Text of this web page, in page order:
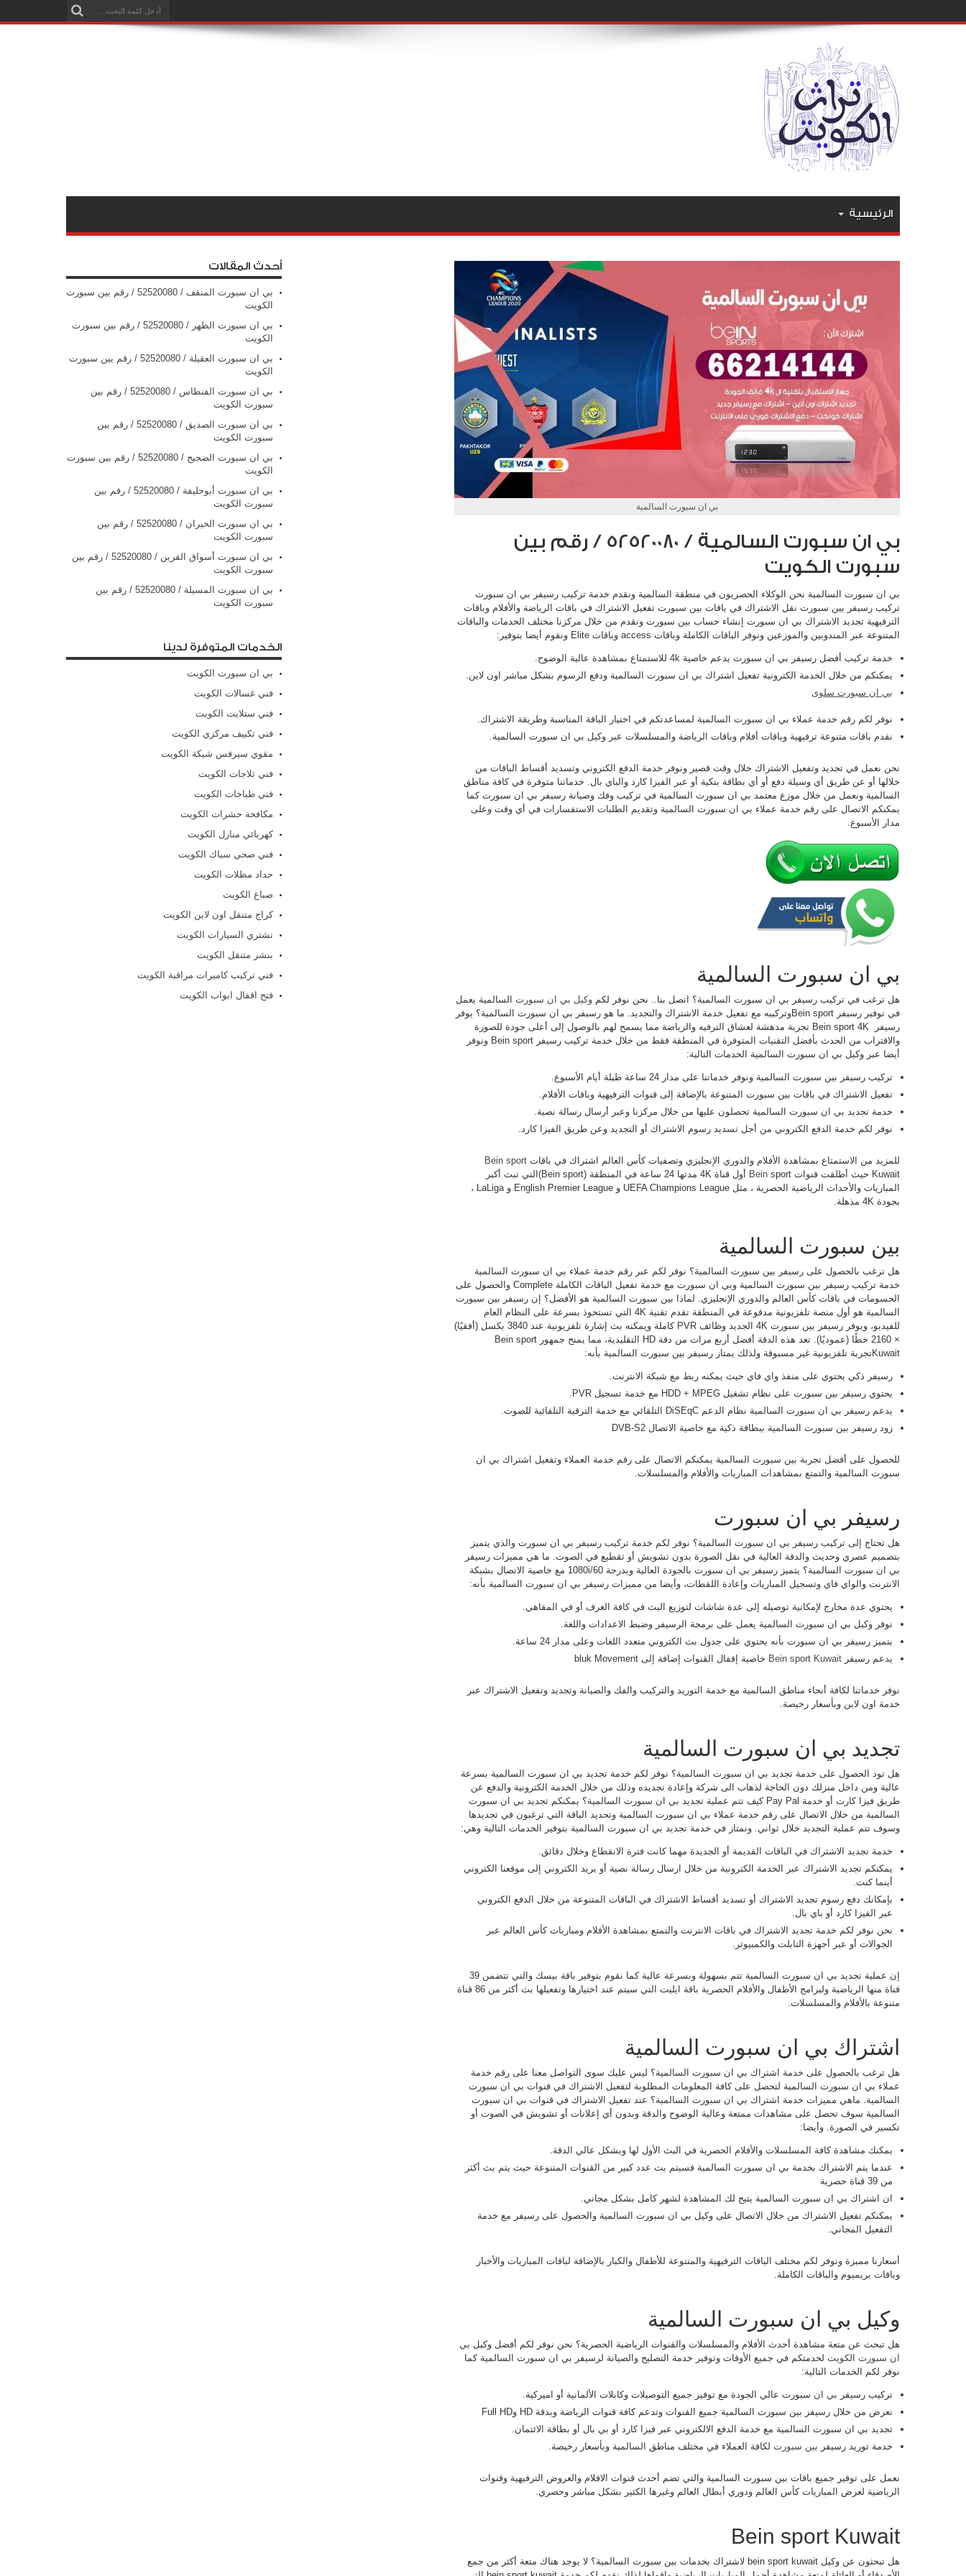
الرئيسية
بي ان سبورت السالمية
بي ان سبورت السالمية / 52520080 / رقم بين
سبورت الكويت
بي ان سبورت السالمية نحن الوكلاء الحصريون في منطقة السالمية ونقدم خدمة تركيب رسيفر بي ان سبورت
تركيب رسيفر بين سبورت نقل الاشتراك في باقات بين سبورت تفعيل الاشتراك في باقات الرياضة والأفلام وباقات
الترفيهية تجديد الاشتراك بي ان سبورت إنشاء حساب بين سبورت ونقدم من خلال مركزنا مختلف الخدمات والباقات
المتنوعة عبر المندوبين والموزعين ونوفر الباقات الكاملة وباقات access وباقات Elite ونقوم أيضا بتوفير:
خدمة تركيب أفضل رسيفر بي ان سبورت يدعم خاصية 4k للاستمتاع بمشاهدة عالية الوضوح.
يمكنكم من خلال الخدمة الكترونية تفعيل اشتراك بي ان سبورت السالمية ودفع الرسوم بشكل مباشر اون لاين.
بي ان سبورت سلوى
نوفر لكم رقم خدمة عملاء بي ان سبورت السالمية لمساعدتكم في اختيار الباقة المناسبة وطريقة الاشتراك.
نقدم باقات متنوعة ترفيهية وباقات أفلام وباقات الرياضة والمسلسلات عبر وكيل بي ان سبورت السالمية.
نحن نعمل في تجديد وتفعيل الاشتراك خلال وقت قصير ونوفر خدمة الدفع الكتروني وتسديد أقساط الباقات من
خلالها أو عن طريق أي وسيلة دفع أو أي بطاقة بنكية أو عبر الفيزا كارد والباي بال. خدماتنا متوفرة في كافة مناطق
السالمية ونعمل من خلال موزع معتمد بي ان سبورت السالمية في تركيب وفك وصيانة رسيفر بي ان سبورت كما
يمكنكم الاتصال على رقم خدمة عملاء بي ان سبورت السالمية وتقديم الطلبات الاستفسارات في أي وقت وعلى
مدار الأسبوع.
بي ان سبورت السالمية
هل ترغب في تركيب رسيفر بي ان سبورت السالمية؟ اتصل بنا.. نحن نوفر لكم وكيل بي ان سبورت السالمية يعمل
في توفير رسيفر Bein sportوتركيبه مع تفعيل خدمة الاشتراك والتجديد. ما هو رسيفر بي ان سبورت السالمية؟ يوفر
رسيفر ​​ Bein sport 4K تجربة مدهشة لعشاق الترفيه والرياضة مما يسمح لهم بالوصول إلى أعلى جودة للصورة
والاقتراب من الحدث بأفضل التقنيات المتوفرة في المنطقة فقط من خلال خدمة تركيب رسيفر Bein sport ونوفر
أيضا عبر وكيل بي ان سبورت السالمية الخدمات التالية:
تركيب رسيفر بين سبورت السالمية ونوفر خدماتنا على مدار 24 ساعة طيلة أيام الأسبوع.
تفعيل الاشتراك في باقات بين سبورت المتنوعة بالإضافة إلى قنوات الترفيهية وباقات الأفلام.
خدمة تجديد بي ان سبورت السالمية تحصلون عليها من خلال مركزنا وعبر أرسال رسالة نصية.
نوفر لكم خدمة الدفع الكتروني من أجل تسديد رسوم الاشتراك أو التجديد وعن طريق الفيزا كارد.
للمزيد من الاستمتاع بمشاهدة الأفلام والدوري الإنجليزي وتصفيات كأس العالم اشتراك في باقات Bein sport
Kuwait حيث أطلقت قنوات
Bein
sport أول قناة 4K مدتها 24 ساعة في المنطقة (Bein sport)التي تبث أكبر
المباريات والأحداث الرياضية الحصرية ، مثل UEFA Champions League و English Premier League و LaLiga ،
بجودة 4K مذهلة.
بين سبورت السالمية
هل ترغب بالحصول على رسيفر بين سبورت السالمية؟ نوفر لكم عبر رقم خدمة عملاء بي ان سبورت السالمية
خدمة تركيب رسيفر بين سبورت السالمية وبي ان سبورت مع خدمة تفعيل الباقات الكاملة Complete والحصول على
الحسومات في باقات كأس العالم والدوري الإنجليزي. لماذا بين سبورت السالمية هو الأفضل؟ إن رسيفر بين سبورت
السالمية هو أول منصة تلفزيونية مدفوعة في المنطقة تقدم تقنية 4K التي تستحوذ بسرعة على النظام العام
للفيديو، ويوفر رسيفر بين سبورت 4K الجديد وظائف PVR كاملة ويمكنه بث إشارة تلفزيونية عند 3840 بكسل (أفقيًا)
× 2160 خطًا (عموديًا). تعد هذه الدقة أفضل أربع مرات من دقة HD التقليدية، مما يمنح جمهور Bein sport
Kuwaitتجربة تلفزيونية غير مسبوقة ولذلك يمتاز رسيفر بين سبورت السالمية بأنه:
رسيفر ذكي يحتوي على منفذ واي فاي حيث يمكنه ربط مع شبكة الانترنت.
يحتوي رسيفر بين سبورت على نظام تشغيل HDD + MPEG مع خدمة تسجيل PVR.
يدعم رسيفر بي ان سبورت السالمية نظام الدعم DiSEqC التلقائي مع خدمة الترقية التلقائية للصوت.
زود رسيفر بين سبورت السالمية ببطاقة ذكية مع خاصية الاتصال DVB-S2
للحصول على أفضل تجربة بين سبورت السالمية يمكنكم الاتصال على رقم خدمة العملاء وتفعيل اشتراك بي ان
سبورت السالمية والتمتع بمشاهدات المباريات والأفلام والمسلسلات.
رسيفر بي ان سبورت
هل تحتاج إلى تركيب رسيفر بي ان سبورت السالمية؟ نوفر لكم خدمة تركيب رسيفر بي ان سبورت والذي يتميز
بتصميم عصري وحديث والدقة العالية في نقل الصورة بدون تشويش أو تقطيع في الصوت. ما هي مميزات رسيفر
بي ان سبورت السالمية؟ يتميز رسيفر بي ان سبورت بالجودة العالية وبدرجة 1080i/60 مع خاصية الاتصال بشبكة
الانترنت والواي فاي وتسجيل المباريات وإعادة اللقطات، وأيضا من مميزات رسيفر بي ان سبورت السالمية بأنه:
يحتوي عدة مخارج لإمكانية توصيله إلى عدة شاشات لتوزيع البث في كافة الغرف أو في المقاهي.
نوفر وكيل بي ان سبورت السالمية يعمل على برمجة الرسيفر وضبط الاعدادات واللغة.
يتميز رسيفر بي ان سبورت بأنه يحتوي على جدول بث الكتروني متعدد اللغات وعلى مدار 24 ساعة.
يدعم رسيفر Bein sport Kuwait خاصية إقفال القنوات إضافة إلى bluk Movement
نوفر خدماتنا لكافة أنحاء مناطق السالمية مع خدمة التوريد والتركيب والفك والصيانة وتجديد وتفعيل الاشتراك عبر
خدمة اون لاين وبأسعار رخيصة.
تجديد بي ان سبورت السالمية
هل تود الحصول على خدمة تجديد بي ان سبورت السالمية؟ نوفر لكم خدمة تجديد بي ان سبورت السالمية بسرعة
عالية ومن داخل منزلك دون الحاجة لذهاب الى شركة وإعادة تجديده وذلك من خلال الخدمة الكترونية والدفع عن
طريق فيزا كارت أو خدمة Pay Pal كيف تتم عملية تجديد بي ان سبورت السالمية؟ يمكنكم تجديد بي ان سبورت
السالمية من خلال الاتصال على رقم خدمة عملاء بي ان سبورت السالمية وتحديد الباقة التي ترغبون في تجديدها
وسوف تتم عملية التجديد خلال ثواني. ونمتاز في خدمة تجديد بي ان سبورت السالمية بتوفير الخدمات التالية وهي:
خدمة تجديد الاشتراك في الباقات القديمة أو الجديدة مهما كانت فترة الانقطاع وخلال دقائق.
يمكنكم تجديد الاشتراك عبر الخدمة الكترونية من خلال ارسال رسالة نصية أو بريد الكتروني إلى موقعنا الكتروني
أينما كنت.
بإمكانك دفع رسوم تجديد الاشتراك أو تسديد أقساط الاشتراك في الباقات المتنوعة من خلال الدفع الكتروني
عبر الفيزا كارد أو باي بال.
نحن نوفر لكم خدمة تجديد الاشتراك في باقات الانترنت والتمتع بمشاهدة الأفلام ومباريات كأس العالم عبر
الجوالات أو عبر أجهزة التابلت والكمبيوتر.
إن عملية تجديد بي ان سبورت السالمية تتم بسهولة وبسرعة عالية كما نقوم بتوفير باقة بيسك والتي تتضمن 39
قناة منها الرياضية ولبرامج الأطفال والأفلام الحصرية باقة ايليت التي سيتم عند اختيارها وتفعيلها بث أكثر من 86 قناة
متنوعة بالأفلام والمسلسلات.
اشتراك بي ان سبورت السالمية
هل ترغب بالحصول على خدمة اشتراك بي ان سبورت السالمية؟ ليس عليك سوى التواصل معنا على رقم خدمة
عملاء بي ان سبورت السالمية لتحصل على كافة المعلومات المطلوبة لتفعيل الاشتراك في قنوات بي ان سبورت
السالمية. ماهي مميزات خدمة اشتراك بي ان سبورت السالمية؟ عند تفعيل الاشتراك في قنوات بي ان سبورت
السالمية سوف تحصل على مشاهدات ممتعة وعالية الوضوح والدقة وبدون أي إعلانات أو تشويش في الصوت أو
تكسير في الصورة. وأيضا:
يمكنك مشاهدة كافة المسلسلات والأفلام الحصرية في البث الأول لها وبشكل عالي الدقة.
عندما يتم الاشتراك بخدمة بي ان سبورت السالمية فسيتم بث عدد كبير من القنوات المتنوعة حيث يتم بث أكثر
من 39 قناة حصرية
ان اشتراك بي ان سبورت السالمية يتيح لك المشاهدة لشهر كامل بشكل مجاني.
يمكنكم تفعيل الاشتراك من خلال الاتصال على وكيل بي ان سبورت السالمية والحصول على رسيفر مع خدمة
التفعيل المجاني.
أسعارنا مميزة ونوفر لكم مختلف الباقات الترفيهية والمتنوعة للأطفال والكبار بالإضافة لباقات المباريات والأخبار
وباقات بريميوم والباقات الكاملة.
وكيل بي ان سبورت السالمية
هل تبحث عن متعة مشاهدة أحدث الأفلام والمسلسلات والقنوات الرياضية الحصرية؟ نحن نوفر لكم أفضل وكيل بي
ان سبورت الكويت لخدمتكم في جميع الأوقات وتوفير خدمة التصليح والصيانة لرسيفر بي ان سبورت السالمية كما
نوفر لكم الخدمات التالية:
تركيب رسيفر بي ان سبورت عالي الجودة مع توفير جميع التوصيلات وكابلات الألمانية أو اميركية.
نعرض من خلال رسيفر بين سبورت السالمية جميع القنوات وتدعم كافة قنوات الرياضة وبدقة HD وFull HD
تجديد بي ان سبورت السالمية مع خدمة الدفع الالكتروني عبر فيزا كارد أو بي بال أو بطاقة الائتمان.
خدمة توريد رسيفر بين سبورت لكافة العملاء في مختلف مناطق السالمية وبأسعار رخيصة.
نعمل على توفير جميع باقات بين سبورت السالمية والتي تضم أحدث قنوات الافلام والعروض الترفيهية وقنوات
الرياضية لعرض المباريات كأس العالم ودوري أبطال العالم وغيرها الكثير بشكل مباشر وحصري.
Bein sport Kuwait
هل تبحثون عن وكيل bein sport kuwait لاشتراك بخدمات بين سبورت السالمية؟ لا يوجد هناك متعة أكثر من جمع
أحدث المقالات
بي ان سبورت المنقف / 52520080 / رقم بين سبورت
الكويت
بي ان سبورت الظهر / 52520080 / رقم بين سبورت
الكويت
بي ان سبورت العقيلة / 52520080 / رقم بين سبورت
الكويت
بي ان سبورت الفنطاس / 52520080 / رقم بين
سبورت الكويت
بي ان سبورت الصديق / 52520080 / رقم بين
سبورت الكويت
بي ان سبورت الضجيج / 52520080 / رقم بين سبورت
الكويت
بي ان سبورت أبوحليفة / 52520080 / رقم بين
سبورت الكويت
بي ان سبورت الخيران / 52520080 / رقم بين
سبورت الكويت
بي ان سبورت أسواق القرين / 52520080 / رقم بين
سبورت الكويت
بي ان سبورت المسيلة / 52520080 / رقم بين
سبورت الكويت
الخدمات المتوفرة لدينا
بي ان سبورت الكويت
فني غسالات الكويت
فني ستلايت الكويت
فني تكييف مركزي الكويت
مقوي سيرفس شيكة الكويت
فني ثلاجات الكويت
فني طباخات الكويت
مكافحة حشرات الكويت
كهربائي منازل الكويت
فني صحي سباك الكويت
حداد مظلات الكويت
صباغ الكويت
كراج متنقل اون لاين الكويت
نشتري السيارات الكويت
بنشر متنقل الكويت
فني تركيب كاميرات مراقبة الكويت
فتح اقفال ابواب الكويت